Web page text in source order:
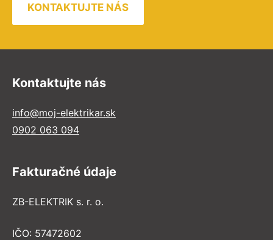
KONTAKTUJTE NÁS
Kontaktujte nás
info@moj-elektrikar.sk
0902 063 094
Fakturačné údaje
ZB-ELEKTRIK s. r. o.
IČO: 57472602